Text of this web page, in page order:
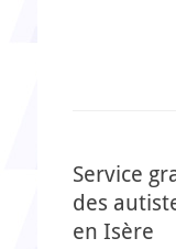
Service
des
en Isère